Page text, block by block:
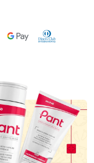
Google PayDiners Club